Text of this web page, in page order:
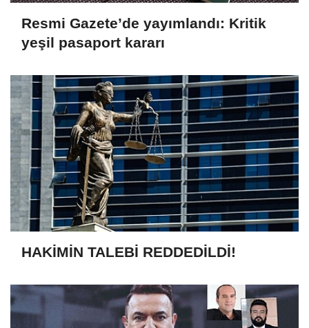
Resmi Gazete’de yayımlandı: Kritik
yeşil pasaport kararı
HAKİMİN TALEBİ REDDEDİLDİ!